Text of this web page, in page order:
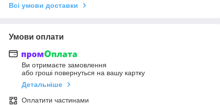
Всі умови доставки
Умови оплати
Ви отримаєте замовлення
або гроші повернуться на вашу картку
Детальніше
Оплатити частинами